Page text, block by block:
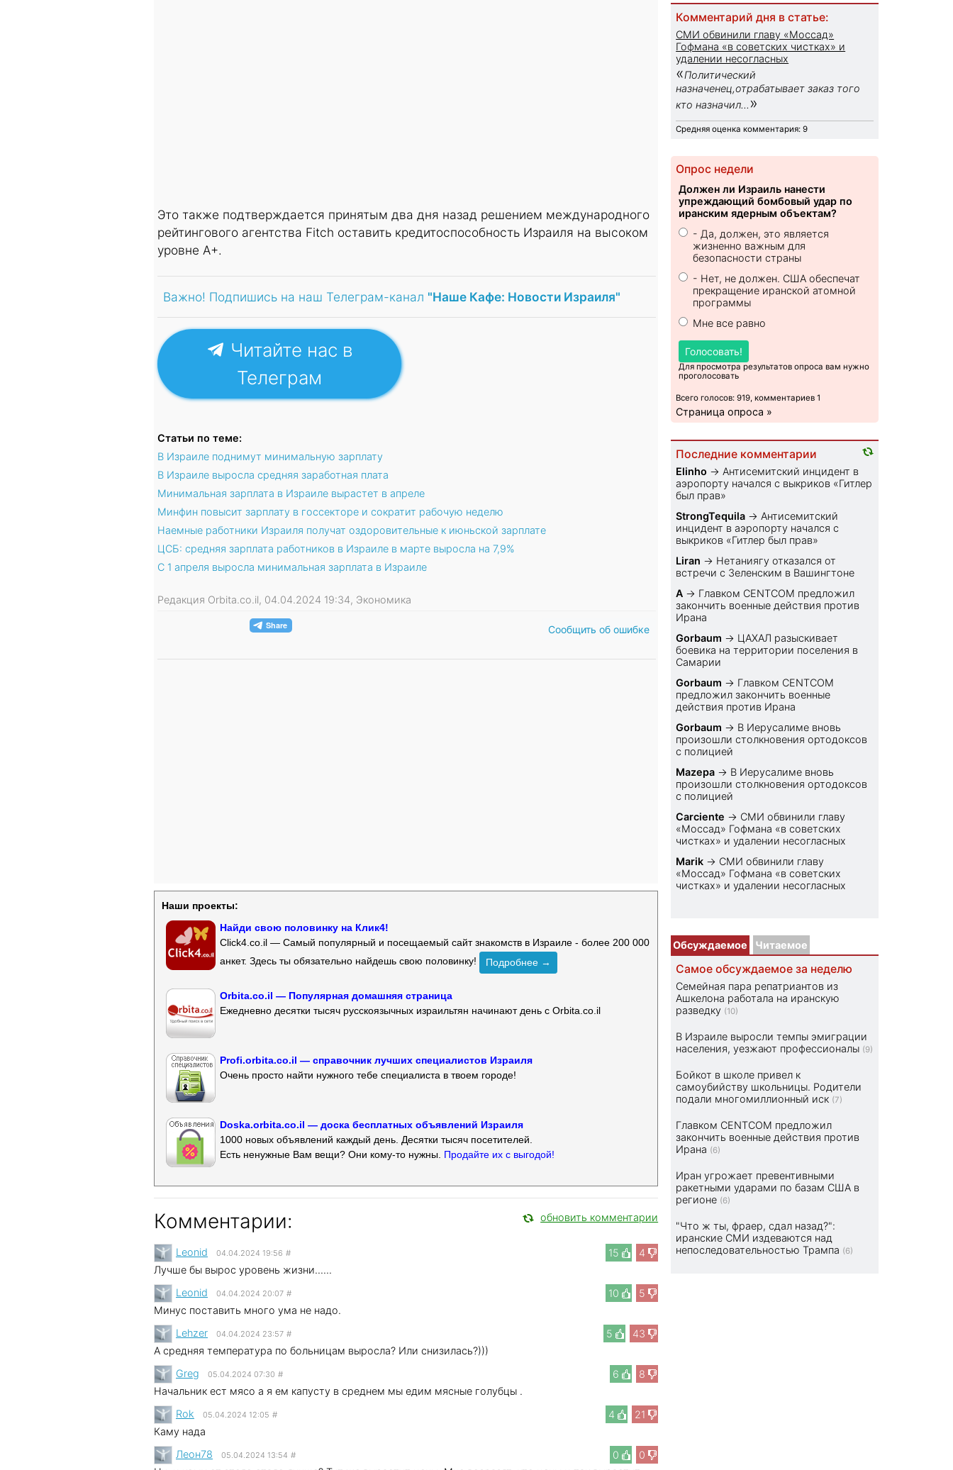
Это также подтверждается принятым два дня назад решением международного
рейтингового агентства Fitch оставить кредитоспособность Израиля на высоком
уровне А+.
Важно! Подпишись на наш Телеграм-канал "Наше Кафе: Новости Израиля"
Читайте нас в
Телеграм
Статьи по теме:
В Израиле поднимут минимальную зарплату
В Израиле выросла средняя заработная плата
Минимальная зарплата в Израиле вырастет в апреле
Минфин повысит зарплату в госсекторе и сократит рабочую неделю
Наемные работники Израиля получат оздоровительные к июньской зарплате
ЦСБ: средняя зарплата работников в Израиле в марте выросла на 7,9%
С 1 апреля выросла минимальная зарплата в Израиле
Редакция Orbita.co.il, 04.04.2024 19:34, Экономика
Сообщить об ошибке
Наши проекты:
Найди свою половинку на Клик4!
Click4.co.il — Самый популярный и посещаемый сайт знакомств в Израиле - более 200 000
анкет. Здесь ты обязательно найдешь свою половинку!
Подробнее →
Orbita.co.il — Популярная домашняя страница
Ежедневно десятки тысяч русскоязычных израильтян начинают день с Orbita.co.il
Profi.orbita.co.il — справочник лучших специалистов Израиля
Очень просто найти нужного тебе специалиста в твоем городе!
Doska.orbita.co.il — доска бесплатных объявлений Израиля
1000 новых объявлений каждый день. Десятки тысяч посетителей.
Есть ненужные Вам вещи? Они кому-то нужны. Продайте их с выгодой!
Комментарии: обновить комментарии
15 4
Leonid 04.04.2024 19:56 #
Лучше бы вырос уровень жизни......
10
5
Leonid 04.04.2024 20:07 #
Минус поставить много ума не надо.
5
43
Lehzer 04.04.2024 23:57 #
А средняя температура по больницам выросла? Или снизилась?)))
6
8
Greg 05.04.2024 07:30 #
Начальник ест мясо а я ем капусту в среднем мы едим мясные голубцы .
4
21
Rok 05.04.2024 12:05 #
Каму нада
0
0
Леон78 05.04.2024 13:54 #
Комментарий дня в статье:
СМИ обвинили главу «Моссад»
Гофмана «в советских чистках» и
удалении несогласных
«Политический
назначенец,отрабатывает заказ того
кто назначил... »
Средняя оценка комментария: 9
Опрос недели
Должен ли Израиль нанести
упреждающий бомбовый удар по
иранским ядерным объектам?
- Да, должен, это является
жизненно важным для
безопасности страны
- Нет, не должен. США обеспечат
прекращение иранской атомной
программы
Мне все равно
Голосовать!
Для просмотра результатов опроса вам нужно
проголосовать
Всего голосов: 919, комментариев 1
Страница опроса »
Последние комментарии
Elinho → Антисемитский инцидент в
аэропорту начался с выкриков «Гитлер
был прав»
StrongTequila → Антисемитский
инцидент в аэропорту начался с
выкриков «Гитлер был прав»
Liran → Нетаниягу отказался от
встречи с Зеленским в Вашингтоне
A → Главком CENTCOM предложил
закончить военные действия против
Ирана
Gorbaum → ЦАХАЛ разыскивает
боевика на территории поселения в
Самарии
Gorbaum → Главком CENTCOM
предложил закончить военные
действия против Ирана
Gorbaum → В Иерусалиме вновь
произошли столкновения ортодоксов
с полицией
Mazepa → В Иерусалиме вновь
произошли столкновения ортодоксов
с полицией
Carciente → СМИ обвинили главу
«Моссад» Гофмана «в советских
чистках» и удалении несогласных
Marik → СМИ обвинили главу
«Моссад» Гофмана «в советских
чистках» и удалении несогласных
Обсуждаемое Читаемое
Самое обсуждаемое за неделю
Семейная пара репатриантов из
Ашкелона работала на иранскую
разведку (10)
В Израиле выросли темпы эмиграции
населения, уезжают профессионалы (9)
Бойкот в школе привел к
самоубийству школьницы. Родители
подали многомиллионный иск (7)
Главком CENTCOM предложил
закончить военные действия против
Ирана (6)
Иран угрожает превентивными
ракетными ударами по базам США в
регионе (6)
"Что ж ты, фраер, сдал назад?":
иранские СМИ издеваются над
непоследовательностью Трампа (6)